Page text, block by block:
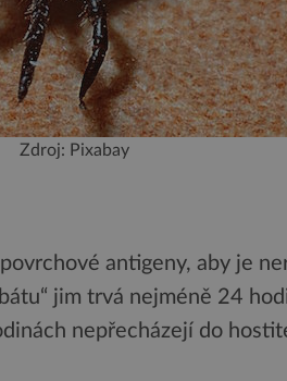
Zdroj: Pixabay
antigeny, aby je
jim trvá nejméně 24
nepřecházejí do